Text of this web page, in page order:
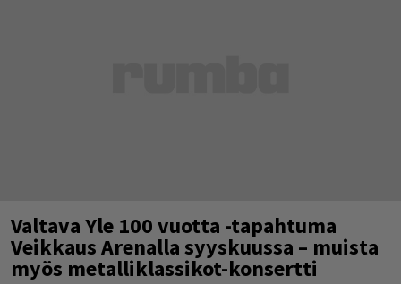
Valtava Yle 100 vuotta -tapahtuma
Veikkaus Arenalla syyskuussa – muista
myös metalliklassikot-konsertti